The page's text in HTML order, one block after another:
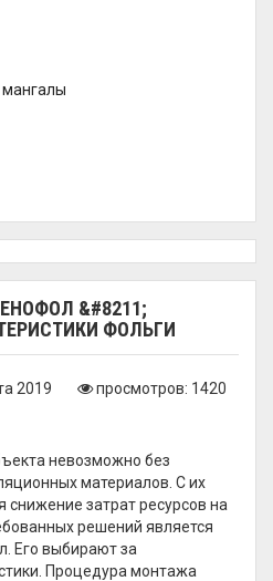
&#8211;
ФОЛЬГИ
2019 просмотров: 1420
невозможно без
материалов. С их
затрат ресурсов на
решений является
Его выбирают за
Процедура монтажа